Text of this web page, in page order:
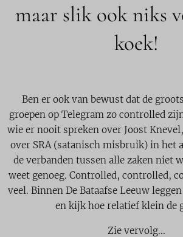
maar slik ook niks
koek!
Ben er ook van bewust dat de
groepen op Telegram zo controlled
wie er nooit spreken over Joost
over SRA (satanisch misbruik) in het
de verbanden tussen alle zaken niet
weet genoeg. Controlled, controlled,
veel. Binnen De Bataafse Leeuw
en kijk hoe relatief klein de
Zie vervolg...